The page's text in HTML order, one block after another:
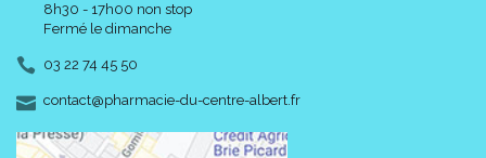
8h30 - 17h00 non stop
Fermé le dimanche
03 22 74 45 50
contact-
@-
pharmacie-du-centre-albert.fr